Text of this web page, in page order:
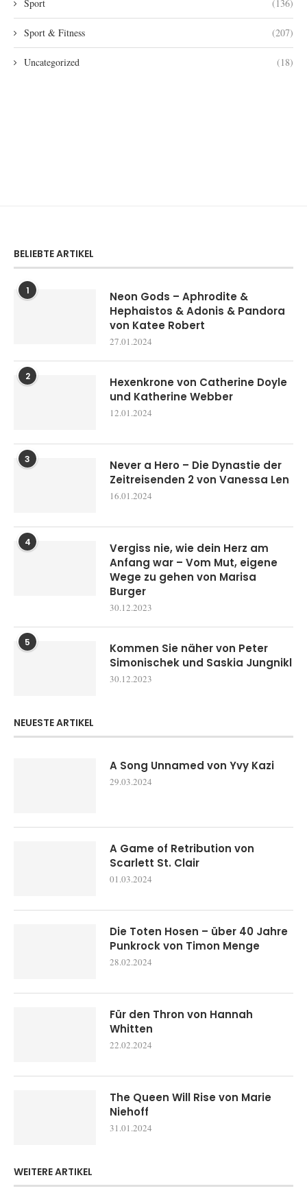
Sport (136)
Sport & Fitness (207)
Uncategorized (18)
BELIEBTE ARTIKEL
1
Neon Gods – Aphrodite &
Hephaistos & Adonis & Pandora
von Katee Robert
27.01.2024
2
Hexenkrone von Catherine Doyle
und Katherine Webber
12.01.2024
3
Never a Hero – Die Dynastie der
Zeitreisenden 2 von Vanessa Len
16.01.2024
4
Vergiss nie, wie dein Herz am
Anfang war – Vom Mut, eigene
Wege zu gehen von Marisa
Burger
30.12.2023
5
Kommen Sie näher von Peter
Simonischek und Saskia Jungnikl
30.12.2023
NEUESTE ARTIKEL
A Song Unnamed von Yvy Kazi
29.03.2024
A Game of Retribution von
Scarlett St. Clair
01.03.2024
Die Toten Hosen – über 40 Jahre
Punkrock von Timon Menge
28.02.2024
Für den Thron von Hannah
Whitten
22.02.2024
The Queen Will Rise von Marie
Niehoff
31.01.2024
WEITERE ARTIKEL